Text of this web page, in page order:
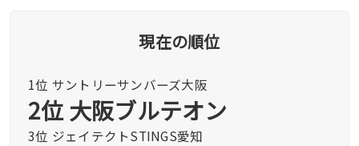
現在の順位
1位 サントリーサンバーズ大阪
2位 大阪ブルテオン
3位 ジェイテクトSTINGS愛知